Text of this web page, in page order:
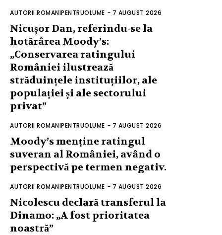
AUTORII ROMANIPENTRUOLUME - 7 AUGUST 2026
Nicușor Dan, referindu-se la
hotărârea Moody’s:
„Conservarea ratingului
României ilustrează
străduințele instituțiilor, ale
populației și ale sectorului
privat”
AUTORII ROMANIPENTRUOLUME - 7 AUGUST 2026
Moody’s menține ratingul
suveran al României, având o
perspectivă pe termen negativ.
AUTORII ROMANIPENTRUOLUME - 7 AUGUST 2026
Nicolescu declară transferul la
Dinamo: „A fost prioritatea
noastră”